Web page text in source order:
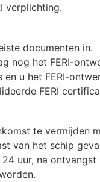
verplichting.
documenten in.
nog het FERI-
u het FERI-
FERI
te vermijden
van het schip
uur, na